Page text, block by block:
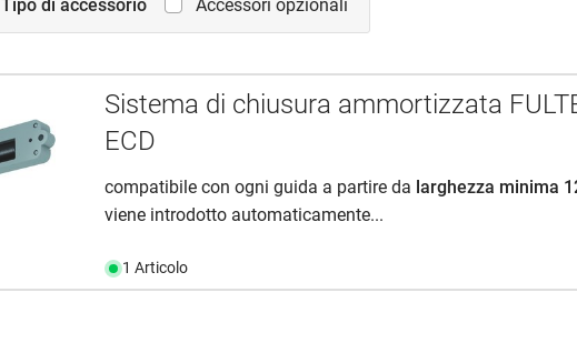
Tipo di accessorio Accessori opzionali
Sistema di chiusura ammortizzata
ECD
compatibile con ogni guida a partire da larghezza minima
viene introdotto automaticamente...
1 Articolo